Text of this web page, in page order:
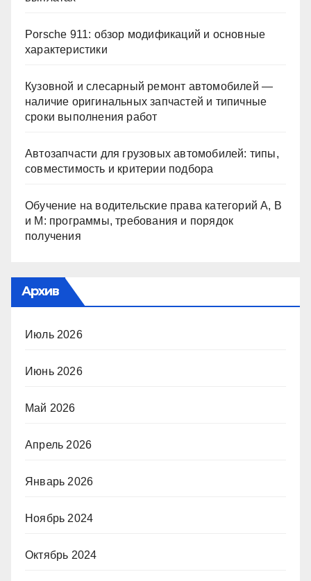
Porsche 911: обзор модификаций и основные
характеристики
Кузовной и слесарный ремонт автомобилей —
наличие оригинальных запчастей и типичные
сроки выполнения работ
Автозапчасти для грузовых автомобилей: типы,
совместимость и критерии подбора
Обучение на водительские права категорий A, B
и M: программы, требования и порядок
получения
Архив
Июль 2026
Июнь 2026
Май 2026
Апрель 2026
Январь 2026
Ноябрь 2024
Октябрь 2024